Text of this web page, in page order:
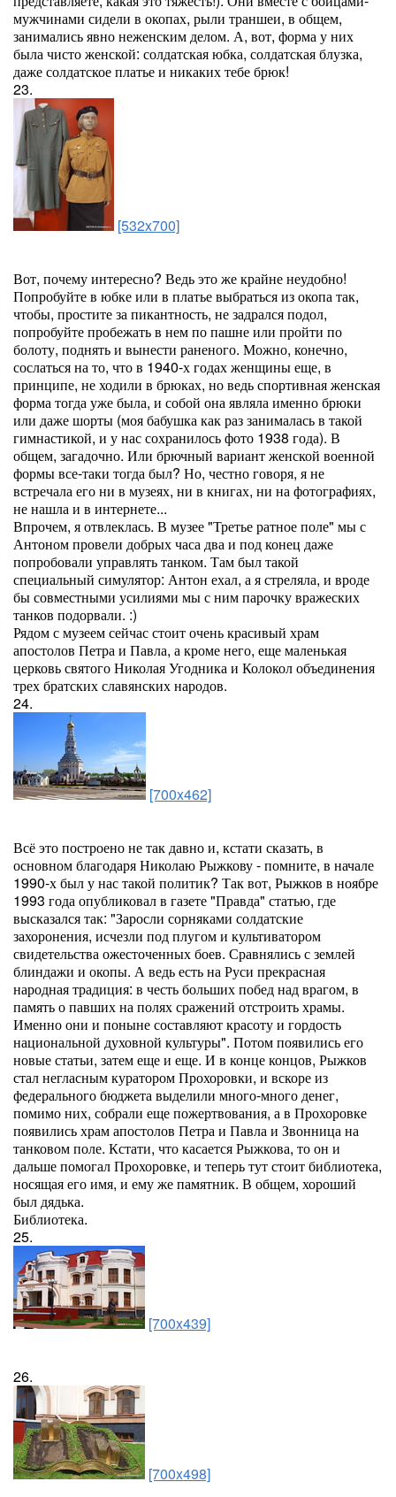
мужчинами сидели в окопах, рыли траншеи, в общем,
занимались явно неженским делом. А, вот, форма у них
была чисто женской: солдатская юбка, солдатская блузка,
даже солдатское платье и никаких тебе брюк!
23.
[532x700]
Вот, почему интересно? Ведь это же крайне неудобно!
Попробуйте в юбке или в платье выбраться из окопа так,
чтобы, простите за пикантность, не задрался подол,
попробуйте пробежать в нем по пашне или пройти по
болоту, поднять и вынести раненого. Можно, конечно,
сослаться на то, что в 1940-х годах женщины еще, в
принципе, не ходили в брюках, но ведь спортивная женская
форма тогда уже была, и собой она являла именно брюки
или даже шорты (моя бабушка как раз занималась в такой
гимнастикой, и у нас сохранилось фото 1938 года). В
общем, загадочно. Или брючный вариант женской военной
формы все-таки тогда был? Но, честно говоря, я не
встречала его ни в музеях, ни в книгах, ни на фотографиях,
не нашла и в интернете...
Впрочем, я отвлеклась. В музее "Третье ратное поле" мы с
Антоном провели добрых часа два и под конец даже
попробовали управлять танком. Там был такой
специальный симулятор: Антон ехал, а я стреляла, и вроде
бы совместными усилиями мы с ним парочку вражеских
танков подорвали. :)
Рядом с музеем сейчас стоит очень красивый храм
апостолов Петра и Павла, а кроме него, еще маленькая
церковь святого Николая Угодника и Колокол объединения
трех братских славянских народов.
24.
[700x462]
Всё это построено не так давно и, кстати сказать, в
основном благодаря Николаю Рыжкову - помните, в начале
1990-х был у нас такой политик? Так вот, Рыжков в ноябре
1993 года опубликовал в газете "Правда" статью, где
высказался так: "Заросли сорняками солдатские
захоронения, исчезли под плугом и культиватором
свидетельства ожесточенных боев. Сравнялись с землей
блиндажи и окопы. А ведь есть на Руси прекрасная
народная традиция: в честь больших побед над врагом, в
память о павших на полях сражений отстроить храмы.
Именно они и поныне составляют красоту и гордость
национальной духовной культуры". Потом появились его
новые статьи, затем еще и еще. И в конце концов, Рыжков
стал негласным куратором Прохоровки, и вскоре из
федерального бюджета выделили много-много денег,
помимо них, собрали еще пожертвования, а в Прохоровке
появились храм апостолов Петра и Павла и Звонница на
танковом поле. Кстати, что касается Рыжкова, то он и
дальше помогал Прохоровке, и теперь тут стоит библиотека,
носящая его имя, и ему же памятник. В общем, хороший
был дядька.
Библиотека.
25.
[700x439]
26.
[700x498]